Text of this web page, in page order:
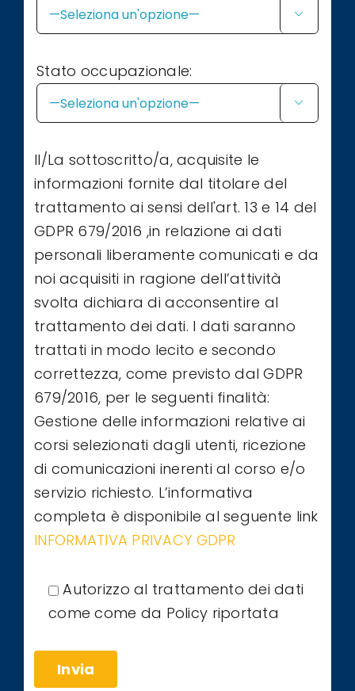

Stato occupazionale:

Il/La sottoscritto/a, acquisite le
informazioni fornite dal titolare del
trattamento ai sensi dell'art. 13 e 14 del
GDPR 679/2016 ,in relazione ai dati
personali liberamente comunicati e da
noi acquisiti in ragione dell’attività
svolta dichiara di acconsentire al
trattamento dei dati. I dati saranno
trattati in modo lecito e secondo
correttezza, come previsto dal GDPR
679/2016, per le seguenti finalità:
Gestione delle informazioni relative ai
corsi selezionati dagli utenti, ricezione
di comunicazioni inerenti al corso e/o
servizio richiesto. L’informativa
completa è disponibile al seguente link
INFORMATIVA PRIVACY GDPR
Autorizzo al trattamento dei dati
come come da Policy riportata